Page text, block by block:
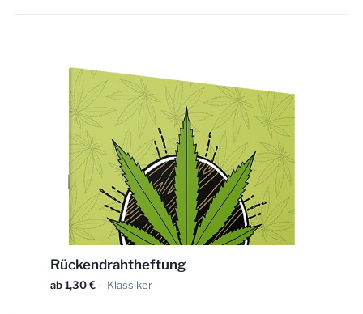
Rückendrahtheftung
ab 1,30 € · Klassiker